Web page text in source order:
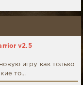
v2.5
игру как только
то...